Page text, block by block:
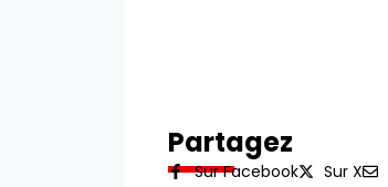
Partagez
Sur Facebook Sur X